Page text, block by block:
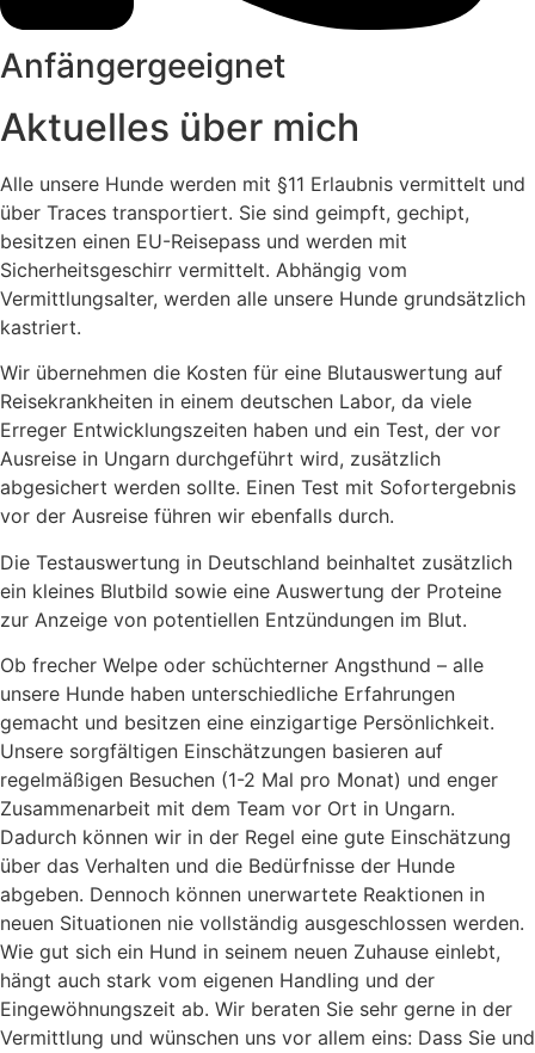
Anfängergeeignet
Aktuelles über mich
Alle unsere Hunde werden mit §11 Erlaubnis vermittelt und
über Traces transportiert. Sie sind geimpft, gechipt,
besitzen einen EU-Reisepass und werden mit
Sicherheitsgeschirr vermittelt. Abhängig vom
Vermittlungsalter, werden alle unsere Hunde grundsätzlich
kastriert.
Wir übernehmen die Kosten für eine Blutauswertung auf
Reisekrankheiten in einem deutschen Labor, da viele
Erreger Entwicklungszeiten haben und ein Test, der vor
Ausreise in Ungarn durchgeführt wird, zusätzlich
abgesichert werden sollte. Einen Test mit Sofortergebnis
vor der Ausreise führen wir ebenfalls durch.
Die Testauswertung in Deutschland beinhaltet zusätzlich
ein kleines Blutbild sowie eine Auswertung der Proteine
zur Anzeige von potentiellen Entzündungen im Blut.
Ob frecher Welpe oder schüchterner Angsthund – alle
unsere Hunde haben unterschiedliche Erfahrungen
gemacht und besitzen eine einzigartige Persönlichkeit.
Unsere sorgfältigen Einschätzungen basieren auf
regelmäßigen Besuchen (1-2 Mal pro Monat) und enger
Zusammenarbeit mit dem Team vor Ort in Ungarn.
Dadurch können wir in der Regel eine gute Einschätzung
über das Verhalten und die Bedürfnisse der Hunde
abgeben. Dennoch können unerwartete Reaktionen in
neuen Situationen nie vollständig ausgeschlossen werden.
Wie gut sich ein Hund in seinem neuen Zuhause einlebt,
hängt auch stark vom eigenen Handling und der
Eingewöhnungszeit ab. Wir beraten Sie sehr gerne in der
Vermittlung und wünschen uns vor allem eins: Dass Sie und